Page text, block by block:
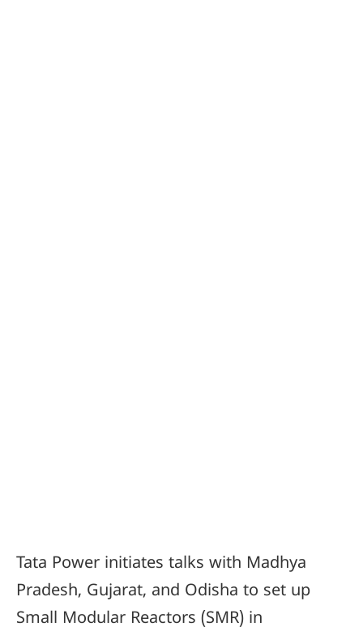
Tata Power initiates talks with Madhya
Pradesh, Gujarat, and Odisha to set up
Small Modular Reactors (SMR) in